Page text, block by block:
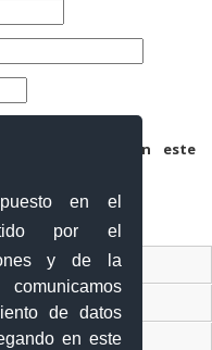
en el
por el
y de la
de datos
en este
y web en este
Virtual
Exterior